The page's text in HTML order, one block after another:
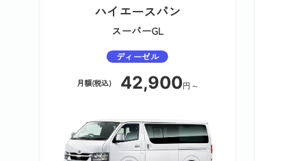
ハイエースバン
スーパーGL
ディーゼル
月額(税込) 42,900円～